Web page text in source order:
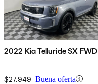
2022 Kia Telluride SX FWD
$27,949 Buena oferta